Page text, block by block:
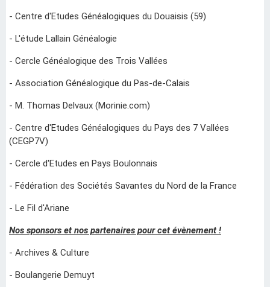
- Centre d'Etudes Généalogiques du Douaisis (59)
- L'étude Lallain Généalogie
- Cercle Généalogique des Trois Vallées
- Association Généalogique du Pas-de-Calais
- M. Thomas Delvaux (Morinie.com)
- Centre d'Etudes Généalogiques du Pays des 7 Vallées
(CEGP7V)
- Cercle d'Etudes en Pays Boulonnais
- Fédération des Sociétés Savantes du Nord de la France
- Le Fil d'Ariane
Nos sponsors et nos partenaires pour cet évènement !
- Archives & Culture
- Boulangerie Demuyt